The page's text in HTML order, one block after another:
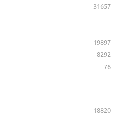
31657
19897
8292
76
18820